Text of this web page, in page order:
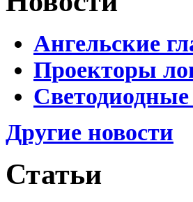
Ангельские
Проекторы
Другие новости
Статьи